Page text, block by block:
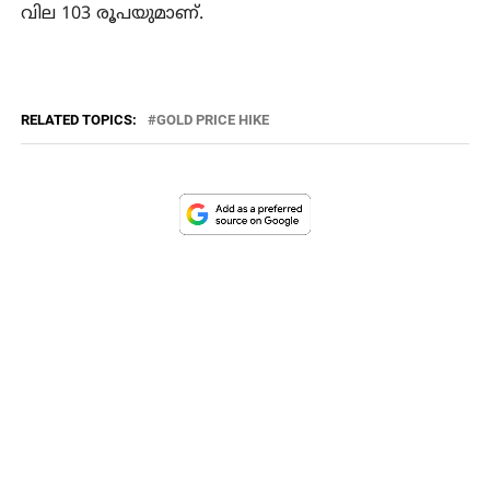
വില 103 രൂപയുമാണ്.
RELATED TOPICS: GOLD PRICE HIKE